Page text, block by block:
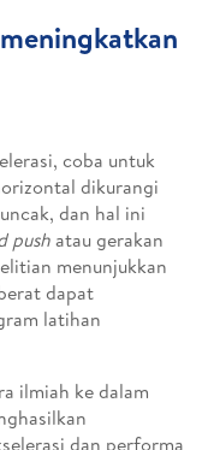
coba untuk
dikurangi
dan hal ini
pushatau gerakan
menunjukkan
dapat
latihan
ilmiah ke dalam
dan performa